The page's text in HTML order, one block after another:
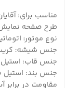
مناسب برای:
طرح صفحه
نوع موتور:
جنس شیشه:
جنس قاب:
جنس بند:
مقاومت در برابر آب: 30